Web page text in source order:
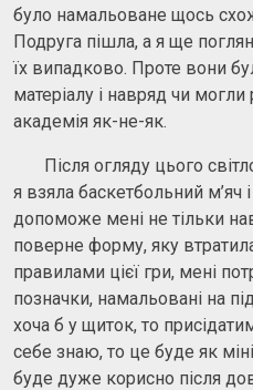
було намальоване щось
Подруга пішла, а я ще
їх випадково. Проте вони
матеріалу і навряд чи
академія як-не-як.
Після огляду цього
я взяла баскетбольний м’яч
допоможе мені не тільки
поверне форму, яку
правилами цієї гри, мені
позначки, намальовані на
хоча б у щиток, то
себе знаю, то це буде як
буде дуже корисно після